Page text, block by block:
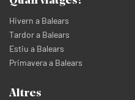
Hivern a Balears
Tardor a Balears
Estiu a Balears
Primavera a Balears
Altres